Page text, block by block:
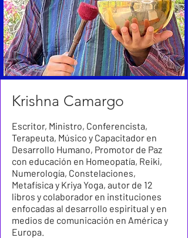
Krishna Camargo
Escritor, Ministro, Conferencista,
Terapeuta, Músico y Capacitador en
Desarrollo Humano, Promotor de Paz
con educación en Homeopatía, Reiki,
Numerología, Constelaciones,
Metafísica y Kriya Yoga, autor de 12
libros y colaborador en instituciones
enfocadas al desarrollo espiritual y en
medios de comunicación en América y
Europa.